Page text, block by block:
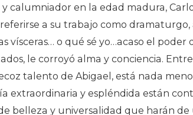
calumniador en la edad madura,
a su trabajo como dramaturgo,
vísceras… o qué sé yo…acaso el poder
le corroyó alma y conciencia.
talento de Abigael, está nada
extraordinaria y espléndida están
belleza y universalidad que harán de